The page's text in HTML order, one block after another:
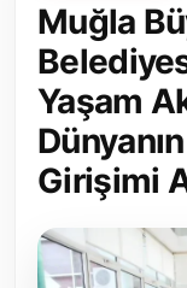
Yerel Yönetimler
Mülki İdare
Toplum ve Yaşam
Kamu Kurumları
Muğla
Yaşam
Girişimi